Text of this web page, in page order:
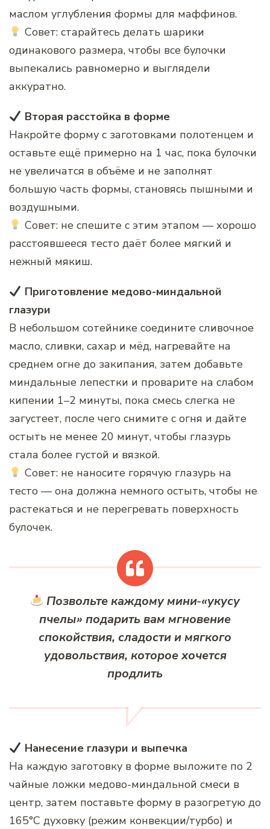
маслом углубления формы для маффинов.
Совет: старайтесь делать шарики
одинакового размера, чтобы все булочки
выпекались равномерно и выглядели
аккуратно.
Вторая расстойка в форме
Накройте форму с заготовками полотенцем и
оставьте ещё примерно на 1 час, пока булочки
не увеличатся в объёме и не заполнят
большую часть формы, становясь пышными и
воздушными.
Совет: не спешите с этим этапом — хорошо
расстоявшееся тесто даёт более мягкий и
нежный мякиш.
Приготовление медово-миндальной
глазури
В небольшом сотейнике соедините сливочное
масло, сливки, сахар и мёд, нагревайте на
среднем огне до закипания, затем добавьте
миндальные лепестки и проварите на слабом
кипении 1–2 минуты, пока смесь слегка не
загустеет, после чего снимите с огня и дайте
остыть не менее 20 минут, чтобы глазурь
стала более густой и вязкой.
Совет: не наносите горячую глазурь на
тесто — она должна немного остыть, чтобы не
растекаться и не перегревать поверхность
булочек.
Позвольте каждому мини‑«укусу
пчелы» подарить вам мгновение
спокойствия, сладости и мягкого
удовольствия, которое хочется
продлить
Нанесение глазури и выпечка
На каждую заготовку в форме выложите по 2
чайные ложки медово-миндальной смеси в
центр, затем поставьте форму в разогретую до
165°C духовку (режим конвекции/турбо) и